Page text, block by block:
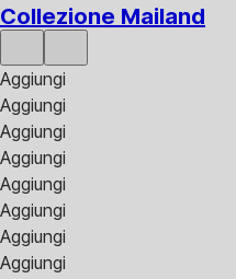
Collezione Mailand
Aggiungi
Aggiungi
Aggiungi
Aggiungi
Aggiungi
Aggiungi
Aggiungi
Aggiungi